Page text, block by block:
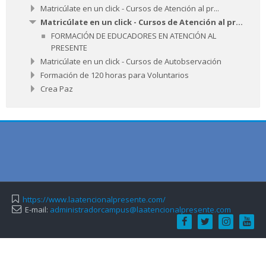
Matricúlate en un click - Cursos de Atención al pr...
Matricúlate en un click - Cursos de Atención al pr...
FORMACIÓN DE EDUCADORES EN ATENCIÓN AL
PRESENTE
Matricúlate en un click - Cursos de Autobservación
Formación de 120 horas para Voluntarios
Crea Paz
https://www.laatencionalpresente.com/
E-mail: administradorcampus@laatencionalpresente.com